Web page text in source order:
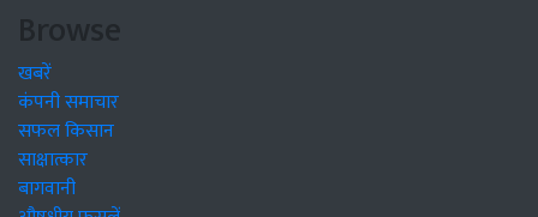
Browse
खबरें
कंपनी समाचार
सफल किसान
साक्षात्कार
बागवानी